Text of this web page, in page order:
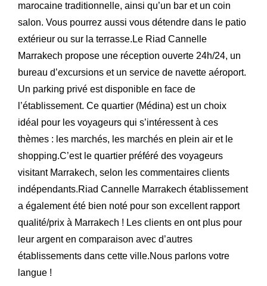
marocaine traditionnelle, ainsi qu’un bar et un coin
salon. Vous pourrez aussi vous détendre dans le patio
extérieur ou sur la terrasse.Le Riad Cannelle
Marrakech propose une réception ouverte 24h/24, un
bureau d’excursions et un service de navette aéroport.
Un parking privé est disponible en face de
l’établissement. Ce quartier (Médina) est un choix
idéal pour les voyageurs qui s’intéressent à ces
thèmes : les marchés, les marchés en plein air et le
shopping.C’est le quartier préféré des voyageurs
visitant Marrakech, selon les commentaires clients
indépendants.Riad Cannelle Marrakech établissement
a également été bien noté pour son excellent rapport
qualité/prix à Marrakech ! Les clients en ont plus pour
leur argent en comparaison avec d’autres
établissements dans cette ville.Nous parlons votre
langue !